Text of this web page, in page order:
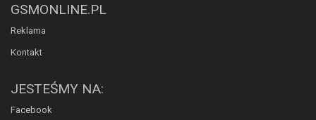
GSMONLINE.PL
Reklama
Kontakt
JESTEŚMY NA:
Facebook